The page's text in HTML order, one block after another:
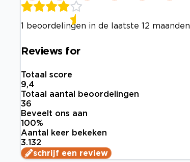
1 beoordelingen in de laatste 12 maanden
Reviews for
Totaal score
9,4
Totaal aantal beoordelingen
36
Beveelt ons aan
100%
Aantal keer bekeken
3.132
schrijf een review